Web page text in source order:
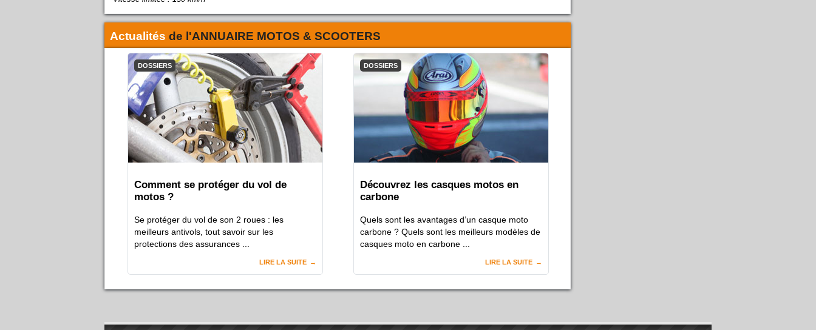
Actualités de l'ANNUAIRE MOTOS & SCOOTERS
DOSSIERS
Comment se protéger du vol de
motos ?
Se protéger du vol de son 2 roues : les
meilleurs antivols, tout savoir sur les
protections des assurances ...
LIRE LA SUITE
DOSSIERS
Découvrez les casques motos en
carbone
Quels sont les avantages d’un casque moto
carbone ? Quels sont les meilleurs modèles de
casques moto en carbone ...
LIRE LA SUITE